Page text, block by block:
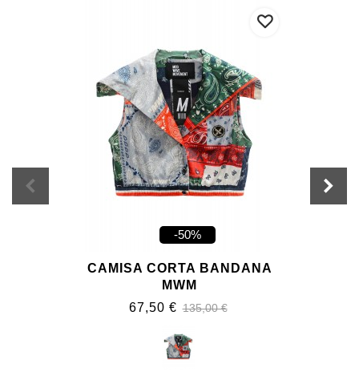
-50%
CAMISA CORTA BANDANA
MWM
67,50 € 135,00 €